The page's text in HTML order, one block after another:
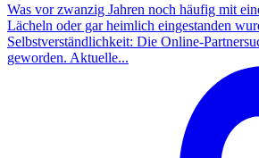
Was vor zwanzig Jahren noch häufig mit
Lächeln oder gar heimlich eingestanden
Selbstverständlichkeit: Die Online-
geworden. Aktuelle...